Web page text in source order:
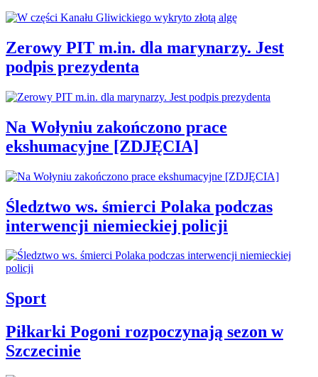
Zerowy PIT m.in. dla marynarzy. Jest
podpis prezydenta
Na Wołyniu zakończono prace
ekshumacyjne [ZDJĘCIA]
Śledztwo ws. śmierci Polaka podczas
interwencji niemieckiej policji
Sport
Piłkarki Pogoni rozpoczynają sezon w
Szczecinie